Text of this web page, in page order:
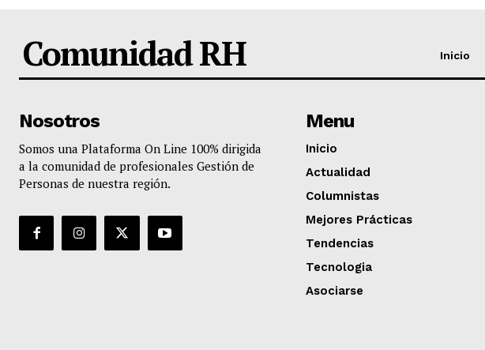
Comunidad RH Inicio
Nosotros
Somos una Plataforma On Line 100% dirigida
a la comunidad de profesionales Gestión de
Personas de nuestra región.
Menu
Inicio
Actualidad
Columnistas
Mejores Prácticas
Tendencias
Tecnologia
Asociarse